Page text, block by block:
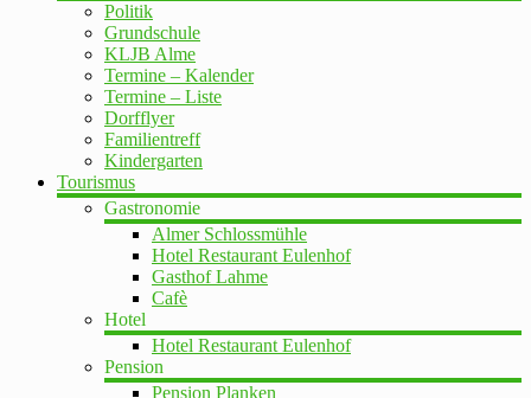
Politik
Grundschule
KLJB Alme
Termine – Kalender
Termine – Liste
Dorfflyer
Familientreff
Kindergarten
Tourismus
Gastronomie
Almer Schlossmühle
Hotel Restaurant Eulenhof
Gasthof Lahme
Cafè
Hotel
Hotel Restaurant Eulenhof
Pension
Pension Planken